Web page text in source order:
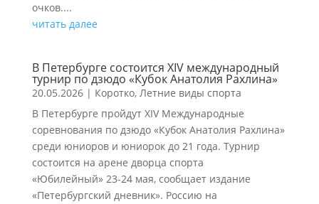
очков....
читать далее
В Петербурге состоится XIV международный
турнир по дзюдо «Кубок Анатолия Рахлина»
20.05.2026| Коротко, Летние виды спорта
В Петербурге пройдут XIV Международные
соревнования по дзюдо «Кубок Анатолия Рахлина»
среди юниоров и юниорок до 21 года. Турнир
состоится на арене дворца спорта
«Юбилейный» 23-24 мая, сообщает издание
«Петербургский дневник». Россию на